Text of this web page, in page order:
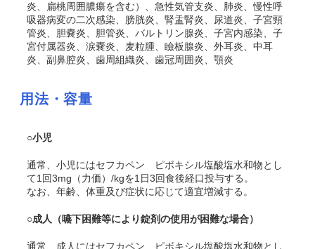
炎、扁桃周囲膿瘍を含む）、急性気管支炎、肺炎、慢性呼
吸器病変の二次感染、膀胱炎、腎盂腎炎、尿道炎、子宮頸
管炎、胆嚢炎、胆管炎、バルトリン腺炎、子宮内感染、子
宮付属器炎、涙嚢炎、麦粒腫、瞼板腺炎、外耳炎、中耳
炎、副鼻腔炎、歯周組織炎、歯冠周囲炎、顎炎
用法・容量
○小児
通常、小児にはセフカペン ピボキシル塩酸塩水和物とし
て1回3mg（力価）/kgを1日3回食後経口投与する。
なお、年齢、体重及び症状に応じて適宜増減する。
○成人（嚥下困難等により錠剤の使用が困難な場合）
通常、成人にはセフカペン ピボキシル塩酸塩水和物とし